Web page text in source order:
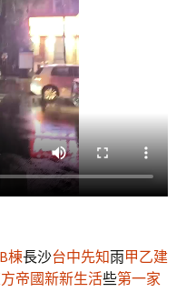
棟長沙台中先知雨甲乙建
帝國新新生活些第一家